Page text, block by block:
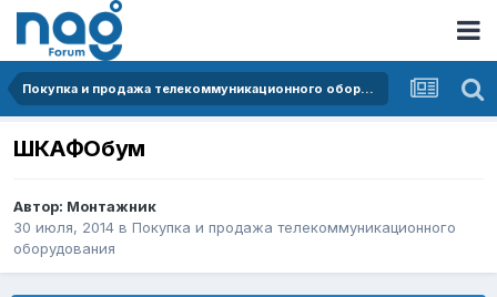
Покупка и продажа телекоммуникационного оборудования
ШКАФОбум
Автор: Монтажник
30 июля, 2014 в Покупка и продажа телекоммуникационного
оборудования